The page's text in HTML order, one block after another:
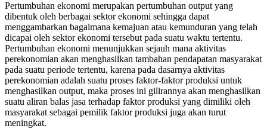
Pertumbuhan ekonomi merupakan pertumbuhan output yang
dibentuk oleh berbagai sektor ekonomi sehingga dapat
menggambarkan bagaimana kemajuan atau kemunduran yang telah
dicapai oleh sektor ekonomi tersebut pada suatu waktu tertentu.
Pertumbuhan ekonomi menunjukkan sejauh mana aktivitas
perekonomian akan menghasilkan tambahan pendapatan masyarakat
pada suatu periode tertentu, karena pada dasarnya aktivitas
perekonomian adalah suatu proses faktor-faktor produksi untuk
menghasilkan output, maka proses ini gilirannya akan menghasilkan
suatu aliran balas jasa terhadap faktor produksi yang dimiliki oleh
masyarakat sebagai pemilik faktor produksi juga akan turut
meningkat.